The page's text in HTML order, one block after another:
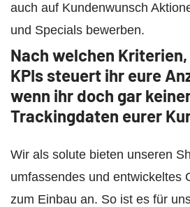
auch auf Kundenwunsch
und Specials bewerben.
Nach welchen
KPIs steuert ihr eure
wenn ihr doch gar
Trackingdaten eurer
Wir als solute bieten unseren
umfassendes und entwickeltes
zum Einbau an. So ist es für